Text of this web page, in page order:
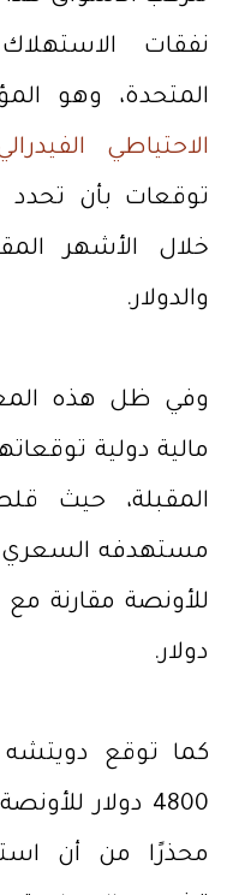
نفقات
المتحدة، وهو
الاحتياطي
توقعات بأن تحدد
خلال الأشهر
والدولار.
وفي ظل هذه
مالية دولية
المقبلة، حيث
دولار.
كما توقع
4800 دولار
محذرًا من أن